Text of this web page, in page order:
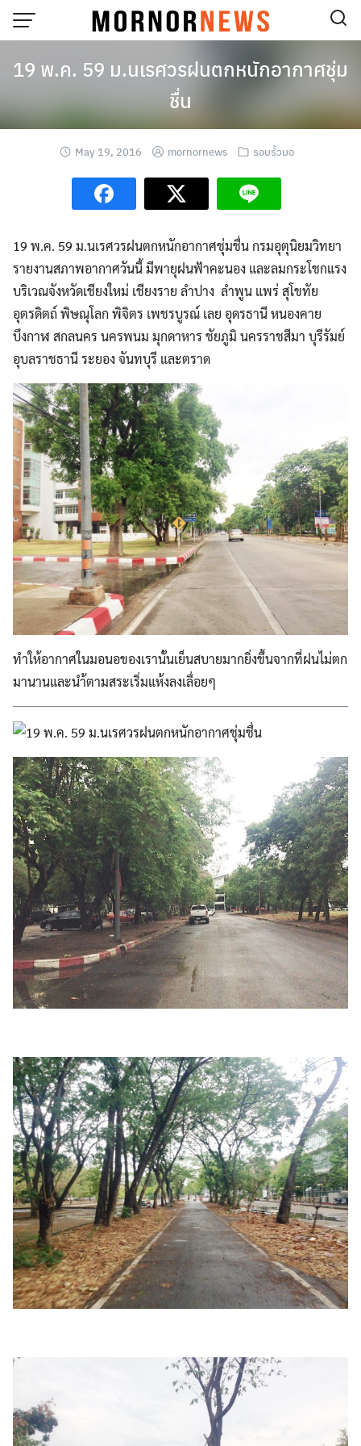
Skip
Search
19 พ.ค. 59 ม.นเรศวรฝนตกหนักอากาศชุ่ม
ชื่น
May 19, 2016 mornornews รอบรั้วมอ
19 พ.ค. 59 ม.นเรศวรฝนตกหนักอากาศชุ่มชื่น กรมอุตุนิยมวิทยา
รายงานสภาพอากาศวันนี้ มีพายุฝนฟ้าคะนอง และลมกระโชกแรง
บริเวณจังหวัดเชียงใหม่ เชียงราย ลำปาง ลำพูน แพร่ สุโขทัย
อุตรดิตถ์พิษณุโลก พิจิตร เพชรบูรณ์ เลย อุดรธานี หนองคาย
บึงกาฬ สกลนคร นครพนม มุกดาหาร ชัยภูมิ นครราชสีมา บุรีรัมย์
อุบลราชธานี ระยอง จันทบุรี และตราด
ทำให้อากาศในมอนอของเรานั้นเย็นสบายมากยิ่งขึ้นจากที่ฝนไม่ตก
มานานและนำ้ตามสระเริ่มแห้งลงเลื่อยๆ